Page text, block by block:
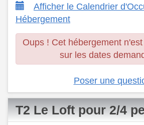
Afficher le Calendrier
Hébergement
Oups ! Cet hébergement
sur les dates
Poser une
T2 Le Loft pour 2/4